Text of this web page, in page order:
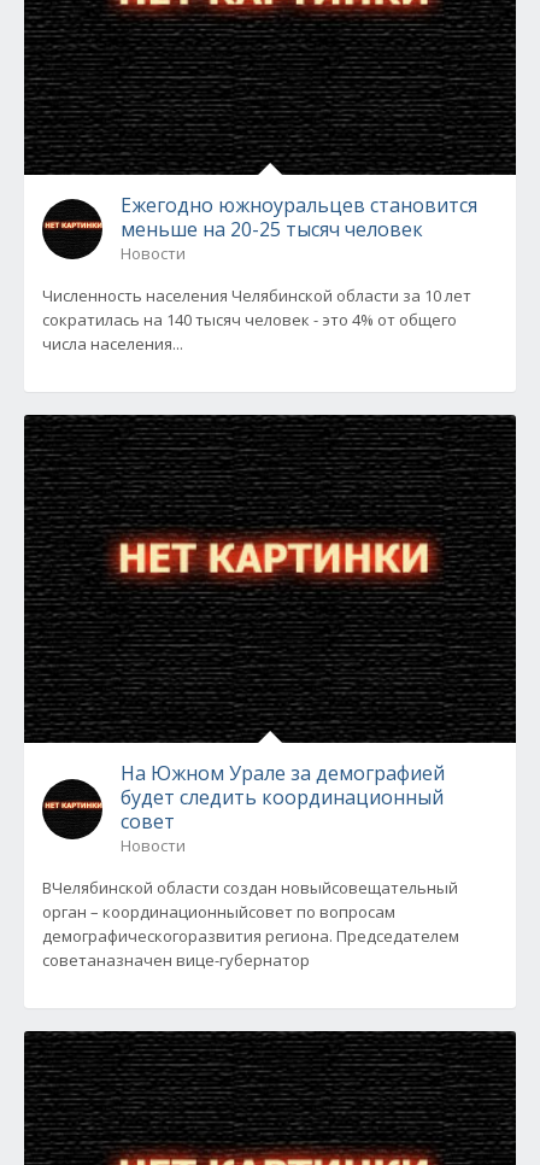
Ежегодно южноуральцев становится
меньше на 20-25 тысяч человек
Новости
Численность населения Челябинской области за 10 лет
сократилась на 140 тысяч человек - это 4% от общего
числа населения...
На Южном Урале за демографией
будет следить координационный
совет
Новости
ВЧелябинской области создан новыйсовещательный
орган – координационныйсовет по вопросам
демографическогоразвития региона. Председателем
советаназначен вице-губернатор